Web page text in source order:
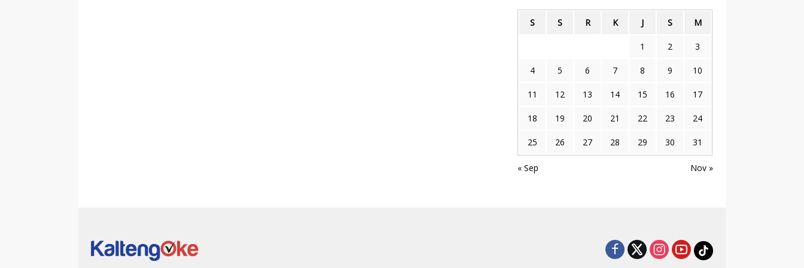
S S R K J S M
1 2 3
4 5 6 7 8 9 10
11 12 13 14 15 16 17
18 19 20 21 22 23 24
25 26 27 28 29 30 31
« Sep Nov »